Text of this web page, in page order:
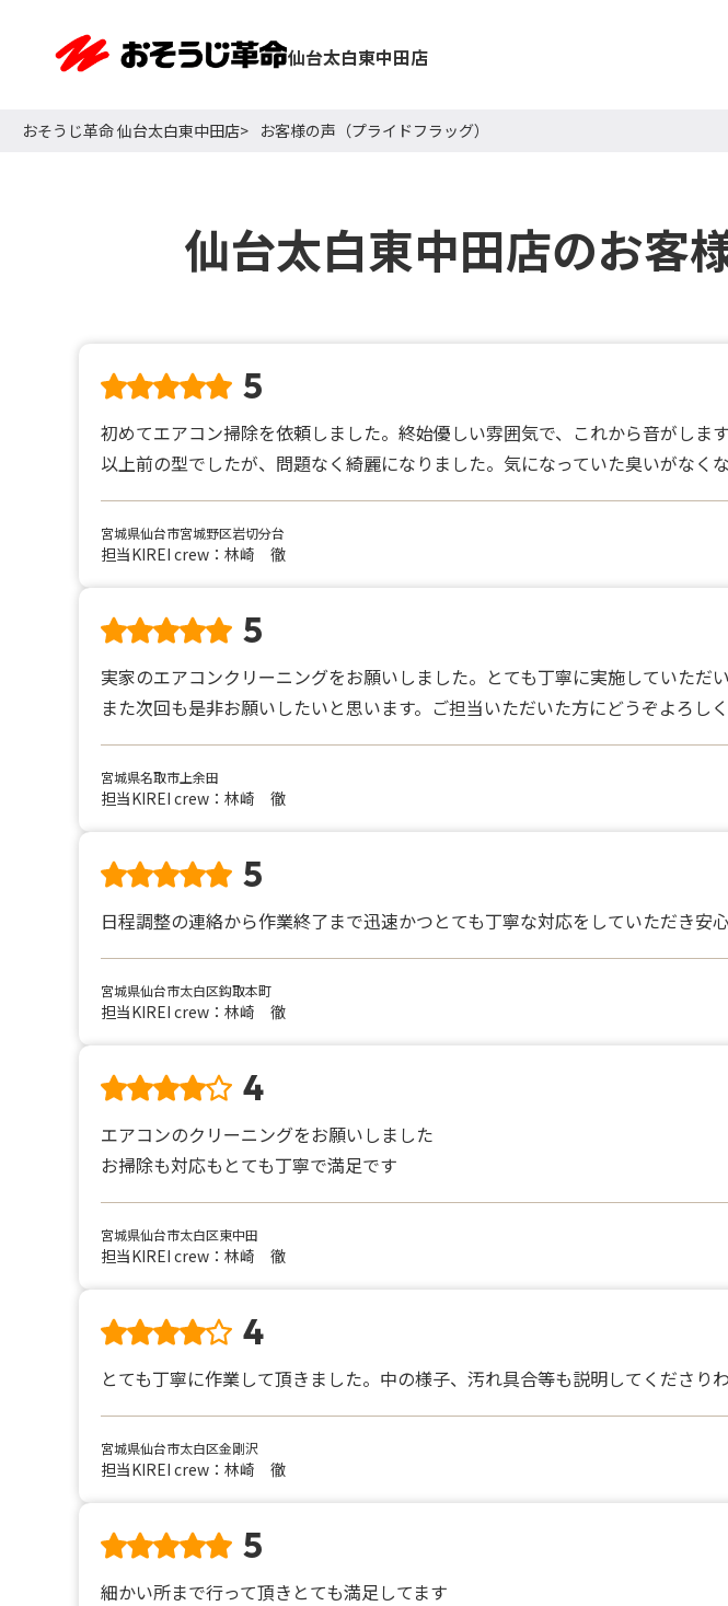
仙台太白東中田店
おそうじ革命 仙台太白東中田店 お客様の声（プライドフラッグ）
仙台太白東中田店のお客
5
初めてエアコン掃除を依頼しました。終始優しい雰囲気で、これから音がし
以上前の型でしたが、問題なく綺麗になりました。気になっていた臭いがなく
宮城県仙台市宮城野区岩切分台
担当KIREI crew：林崎 徹
5
実家のエアコンクリーニングをお願いしました。とても丁寧に実施していただ
また次回も是非お願いしたいと思います。ご担当いただいた方にどうぞよろし
宮城県名取市上余田
担当KIREI crew：林崎 徹
5
日程調整の連絡から作業終了まで迅速かつとても丁寧な対応をしていただき安
宮城県仙台市太白区鈎取本町
担当KIREI crew：林崎 徹
4
エアコンのクリーニングをお願いしました
お掃除も対応もとても丁寧で満足です
宮城県仙台市太白区東中田
担当KIREI crew：林崎 徹
4
とても丁寧に作業して頂きました。中の様子、汚れ具合等も説明してくださり
宮城県仙台市太白区金剛沢
担当KIREI crew：林崎 徹
5
細かい所まで行って頂きとても満足してます